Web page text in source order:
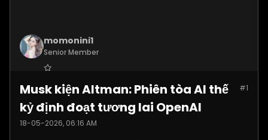
momonini1
Senior Member
Posts:5399 #1
Musk kiện Altman: Phiên tòa AI thế
kỷ định đoạt tương lai OpenAI
18-05-2026, 06:16 AM